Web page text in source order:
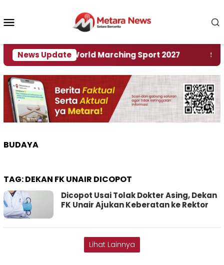
konten
News Update
Rumah World Marching Sport 2027 ‎Soal
BUDAYA
TAG:DEKAN FK UNAIR DICOPOT
Dicopot Usai Tolak Dokter Asing, Dekan
FK Unair Ajukan Keberatan ke Rektor
Lihat Lainnya